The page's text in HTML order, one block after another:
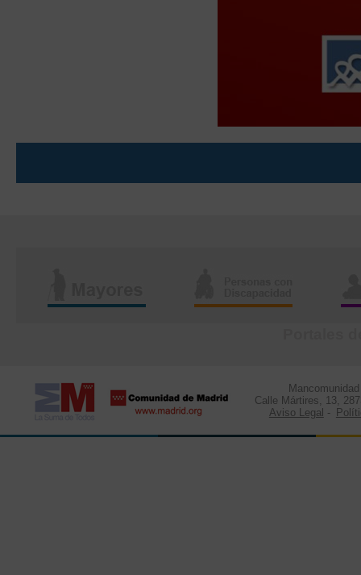
Calle Mártires, 13,
Aviso Legal -